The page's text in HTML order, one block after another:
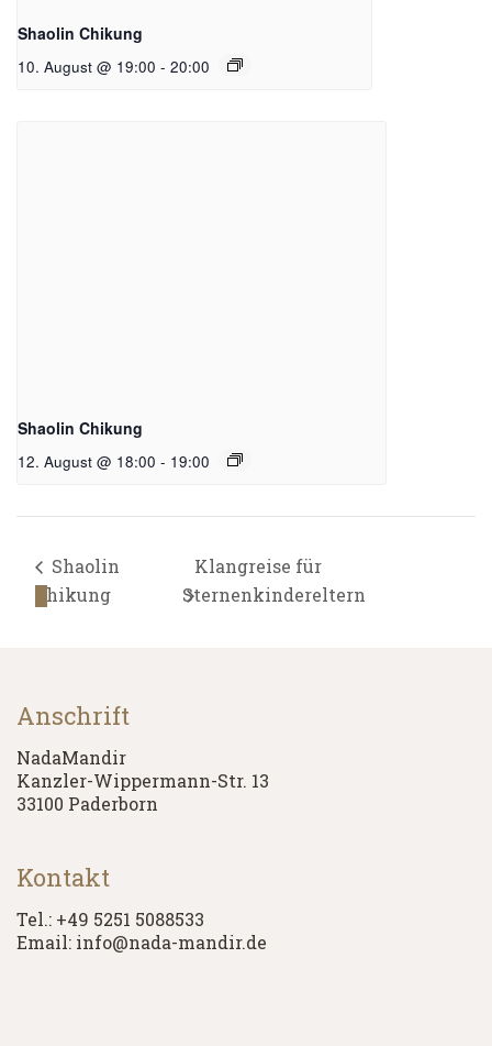
Shaolin Chikung
10. August @ 19:00 - 20:00
Shaolin Chikung
12. August @ 18:00 - 19:00
Shaolin
Chikung
Klangreise für
Sternenkindereltern
Anschrift
NadaMandir
Kanzler-Wippermann-Str. 13
33100 Paderborn
Kontakt
Tel.: +49 5251 5088533
Email: info@nada-mandir.de